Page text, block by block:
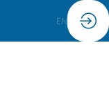
EN